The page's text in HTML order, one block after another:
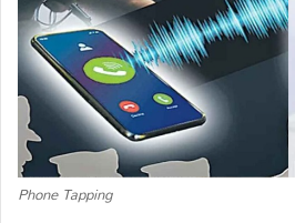
Phone Tapping